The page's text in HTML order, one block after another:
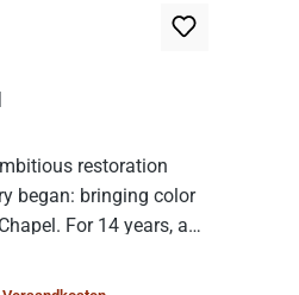
restoration
began: bringing color
For 14 years, a
the Vatican undertook
cleaning and